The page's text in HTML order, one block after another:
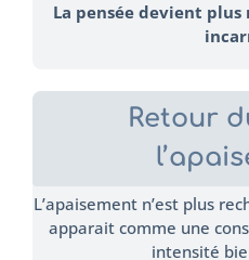
La pensée devient
Retour
L’apaisement n’est plus
apparait comme une
intensité